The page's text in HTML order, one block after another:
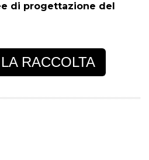
di progettazione del
RACCOLTA